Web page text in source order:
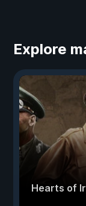
Explore
Hearts of